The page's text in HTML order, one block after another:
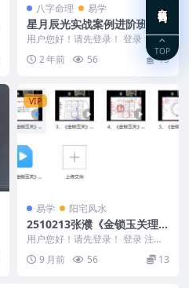
八字命理 易学
星月辰光实战案例进阶班21
视频
用户您好！请先登录！ 登录 注册
星月辰光实战案例进阶班 250117
1 001...
2 年前 56 15
VIP
易学 阳宅风水
2510213张濮《金锁玉关理论
与实战速成课程》 8集视频Y
用户您好！请先登录！ 登录 注册
张濮《金锁玉关理论与实战速成课
程》 8集视频Y...
9 月前 56 13
TOP